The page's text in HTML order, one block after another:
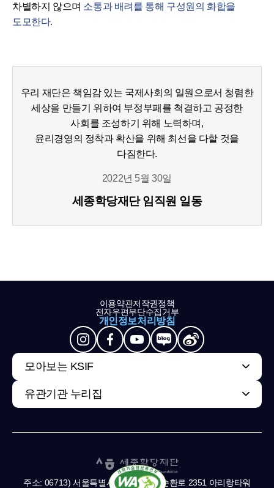
차별하지 않으며 소통과 배려를 통해 구성원의 화합을
도모한다.
우리 재단은 책임감 있는 국제사회의 일원으로서 청렴한
세상을 만들기 위하여 부정부패를 척결하고 공정한
사회를 조성하기 위해 노력하며,
윤리경영의 정착과 확산을 위해 최선을 다할 것을
다짐한다.
2022년 5월 30일
세종학당재단 임직원 일동
이용약관저작권정책
전자우편무단수집거부
개인정보처리방침
모아보는 KSIF
유관기관 누리집
주소: 06713) 서울특별시 서초구 남부순환로 2351 아리랑타워